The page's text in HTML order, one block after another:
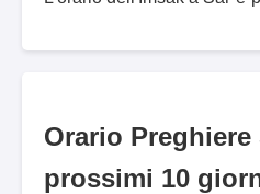
Orario Preghiere
prossimi 10